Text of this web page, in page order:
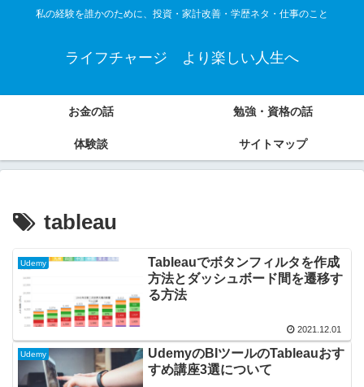
私の経験を誰かのために、投資・家計改善・学歴ネタ・仕事のこと
ライフチャージ より楽しい人生へ
お金の話 勉強・資格の話
体験談 サイトマップ
tableau
Udemy
Tableauでボタンフィルタを作成
方法とダッシュボード間を遷移す
る方法
2021.12.01
Udemy
UdemyのBIツールのTableauおす
すめ講座3選について